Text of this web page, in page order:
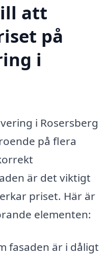
att
på
i
i Rosersberg
på flera
är det viktigt
priset. Här är
elementen:
fasaden är i dåligt